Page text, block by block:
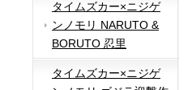
タイムズカー×ニジゲ
ンノモリ NARUTO &
BORUTO 忍里
タイムズカー×ニジゲ